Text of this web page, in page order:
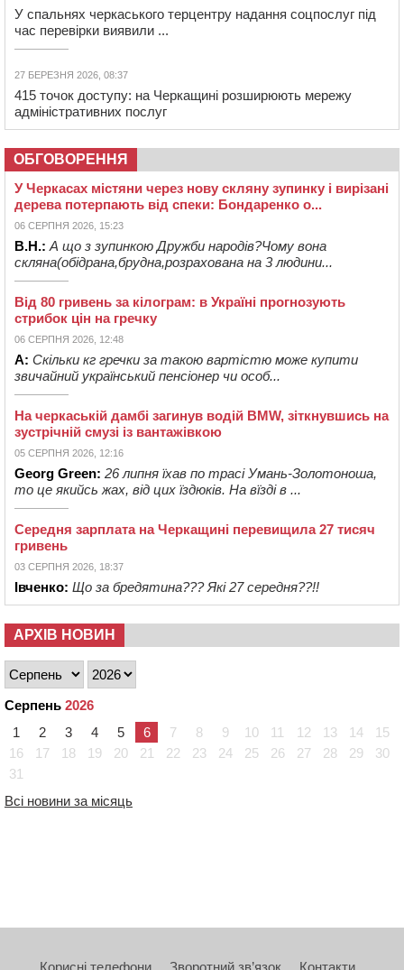
У спальнях черкаського терцентру надання соцпослуг під
час перевірки виявили ...
27 БЕРЕЗНЯ 2026, 08:37
415 точок доступу: на Черкащині розширюють мережу
адміністративних послуг
ОБГОВОРЕННЯ
У Черкасах містяни через нову скляну зупинку і вирізані
дерева потерпають від спеки: Бондаренко о...
06 СЕРПНЯ 2026, 15:23
В.Н.: А що з зупинкою Дружби народів?Чому вона
скляна(обідрана,брудна,розрахована на 3 людини...
Від 80 гривень за кілограм: в Україні прогнозують
стрибок цін на гречку
06 СЕРПНЯ 2026, 12:48
А: Скільки кг гречки за такою вартістю може купити
звичайний український пенсіонер чи особ...
На черкаській дамбі загинув водій BMW, зіткнувшись на
зустрічній смузі із вантажівкою
05 СЕРПНЯ 2026, 12:16
Georg Green: 26 липня їхав по трасі Умань-Золотоноша,
то це якийсь жах, від цих їздюків. На вїзді в ...
Середня зарплата на Черкащині перевищила 27 тисяч
гривень
03 СЕРПНЯ 2026, 18:37
Івченко: Що за бредятина??? Які 27 середня??!!
АРХІВ НОВИН
Серпень 2026
1
2 3 4 5 6 7 8 9 10 11 12 13 14
15
16
17 18 19 20 21 22 23 24 25 26 27 28 29
30
31
Всі новини за місяць
Корисні телефони Зворотний зв’язок Контакти